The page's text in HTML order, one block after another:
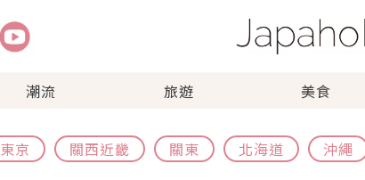
潮流 旅遊 美食
東京 關西近畿 關東 北海道 沖繩